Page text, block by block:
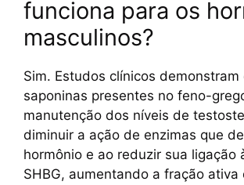
funciona para os
masculinos?
Sim. Estudos clínicos demonstram
saponinas presentes no feno-
manutenção dos níveis de
diminuir a ação de enzimas que
hormônio e ao reduzir sua ligação
SHBG, aumentando a fração ativa